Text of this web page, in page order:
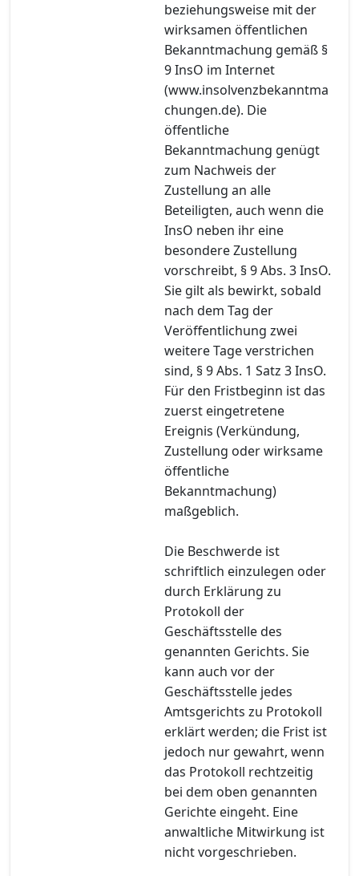
beziehungsweise mit der
wirksamen öffentlichen
Bekanntmachung gemäß §
9 InsO im Internet
(www.insolvenzbekanntma
chungen.de). Die
öffentliche
Bekanntmachung genügt
zum Nachweis der
Zustellung an alle
Beteiligten, auch wenn die
InsO neben ihr eine
besondere Zustellung
vorschreibt, § 9 Abs. 3 InsO.
Sie gilt als bewirkt, sobald
nach dem Tag der
Veröffentlichung zwei
weitere Tage verstrichen
sind, § 9 Abs. 1 Satz 3 InsO.
Für den Fristbeginn ist das
zuerst eingetretene
Ereignis (Verkündung,
Zustellung oder wirksame
öffentliche
Bekanntmachung)
maßgeblich.
Die Beschwerde ist
schriftlich einzulegen oder
durch Erklärung zu
Protokoll der
Geschäftsstelle des
genannten Gerichts. Sie
kann auch vor der
Geschäftsstelle jedes
Amtsgerichts zu Protokoll
erklärt werden; die Frist ist
jedoch nur gewahrt, wenn
das Protokoll rechtzeitig
bei dem oben genannten
Gerichte eingeht. Eine
anwaltliche Mitwirkung ist
nicht vorgeschrieben.